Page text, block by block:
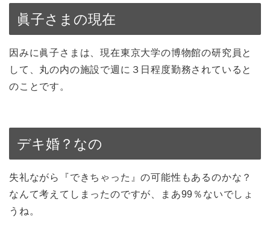
眞子さまの現在
因みに眞子さまは、現在東京大学の博物館の研究員と
して、丸の内の施設で週に３日程度勤務されていると
のことです。
デキ婚？なの
失礼ながら『できちゃった』の可能性もあるのかな？
なんて考えてしまったのですが、まあ99％ないでしょ
うね。